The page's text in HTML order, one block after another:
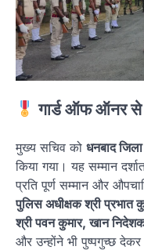
गार्ड ऑफ ऑनर से
मुख्य सचिव को धनबाद
किया गया। यह सम्मान
प्रति पूर्ण सम्मान और
पुलिस अधीक्षक श्री प्रभात
श्री पवन कुमार, खान
और उन्होंने भी पुष्पगुच्छ